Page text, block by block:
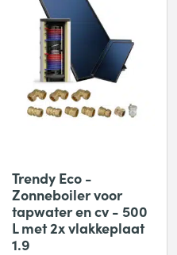
Trendy Eco -
Zonneboiler voor
tapwater en cv - 500
L met 2x vlakkeplaat
1.9